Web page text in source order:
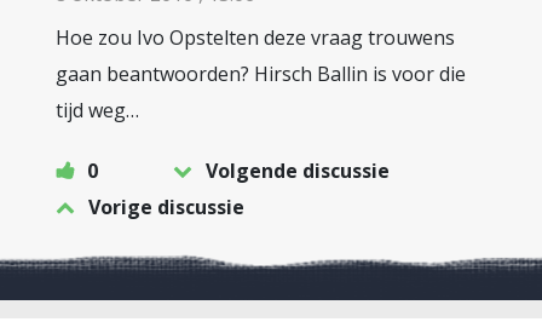
Hoe zou Ivo Opstelten deze vraag trouwens
gaan beantwoorden? Hirsch Ballin is voor die
tijd weg…
0
Volgende discussie
Vorige discussie